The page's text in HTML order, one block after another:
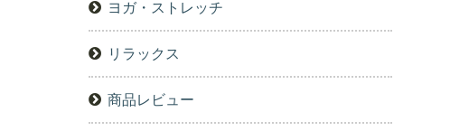
ヨガ・ストレッチ
リラックス
商品レビュー